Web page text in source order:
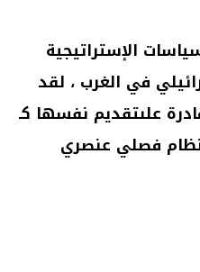
الإستراتيجية
في الغرب ، لقد
علىتقديم نفسها كـ
فصلي عنصري